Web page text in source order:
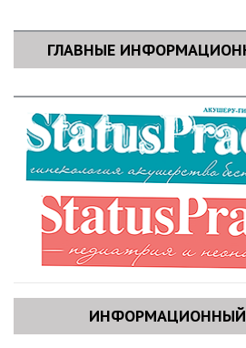
ГЛАВНЫЕ
ИНФОРМАЦИОННЫЙ